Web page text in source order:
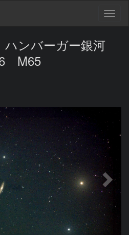
ハンバーガー銀河
M65